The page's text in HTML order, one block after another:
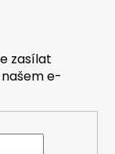
zasílat
e-